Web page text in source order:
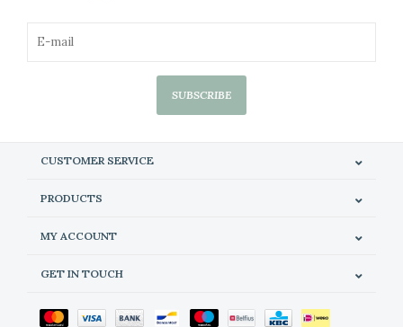
SUBSCRIBE
CUSTOMER SERVICE
PRODUCTS
MY ACCOUNT
GET IN TOUCH